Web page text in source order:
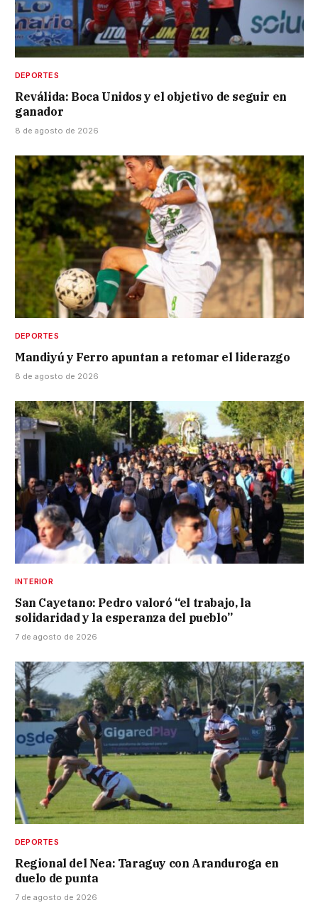
DEPORTES
Reválida: Boca Unidos y el objetivo de seguir en
ganador
8 de agosto de 2026
DEPORTES
Mandiyú y Ferro apuntan a retomar el liderazgo
8 de agosto de 2026
INTERIOR
San Cayetano: Pedro valoró “el trabajo, la
solidaridad y la esperanza del pueblo”
7 de agosto de 2026
DEPORTES
Regional del Nea: Taraguy con Aranduroga en
duelo de punta
7 de agosto de 2026